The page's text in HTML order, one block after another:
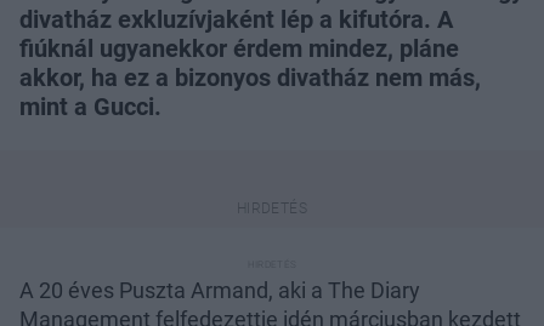
divatház exkluzívjaként lép a kifutóra. A
fiúknál ugyanekkor érdem mindez, pláne
akkor, ha ez a bizonyos divatház nem más,
mint a Gucci.
A 20 éves Puszta Armand, aki a The Diary
Management felfedezettje idén márciusban kezdett